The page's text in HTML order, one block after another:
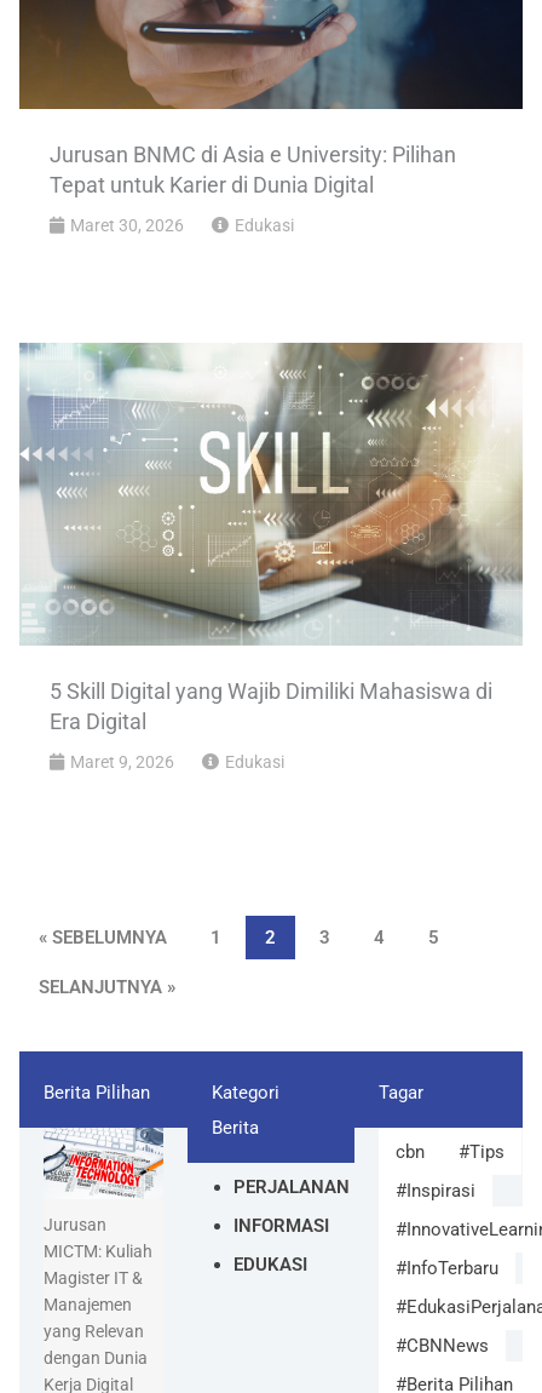
Jurusan BNMC di Asia e University: Pilihan
Tepat untuk Karier di Dunia Digital
Maret 30, 2026 Edukasi
5 Skill Digital yang Wajib Dimiliki Mahasiswa di
Era Digital
Maret 9, 2026 Edukasi
« SEBELUMNYA 1 2 3 4 5
SELANJUTNYA »
Berita Pilihan
Jurusan
MICTM: Kuliah
Magister IT &
Manajemen
yang Relevan
dengan Dunia
Kerja Digital
Kategori
Berita
PERJALANAN
INFORMASI
EDUKASI
Tagar
cbn
#Tips
#Inspirasi
#InfoTerbaru
#CBNNews
#Berita Pilihan